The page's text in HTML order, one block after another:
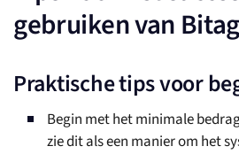
gebruiken van
Praktische tips voor
Begin met het minimale
zie dit als een manier om het